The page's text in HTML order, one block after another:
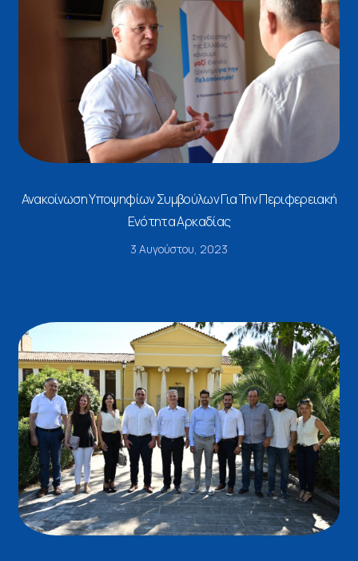
Ανακοίνωση Υποψηφίων Συμβούλων Για Την Περιφερειακή
Ενότητα Αρκαδίας
3 Αυγούστου, 2023